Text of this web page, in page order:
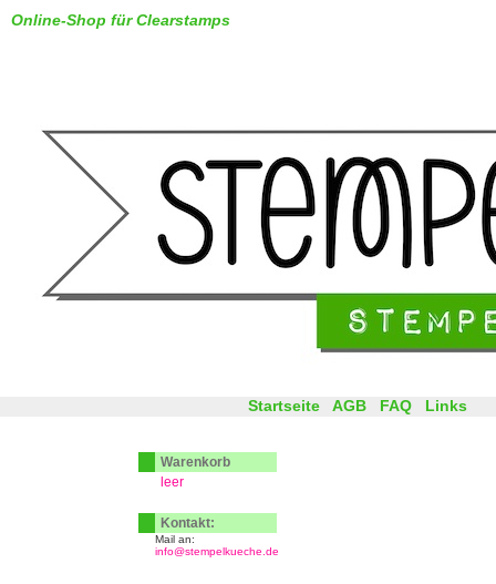
Online-Shop für Clearstamps
Startseite AGB FAQ Links
Warenkorb
leer
Kontakt:
Mail an:
info@stempelkueche.de